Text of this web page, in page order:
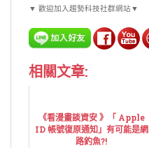
▼ 歡迎加入趨勢科技社群網站▼
相關文章:
《看漫畫談資安 》「 Apple
ID 帳號復原通知」有可能是網
路釣魚?!